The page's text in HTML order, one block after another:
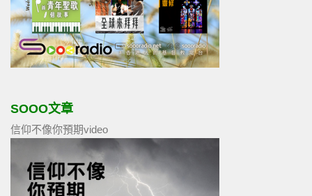
SOOO文章
信仰不像你預期video